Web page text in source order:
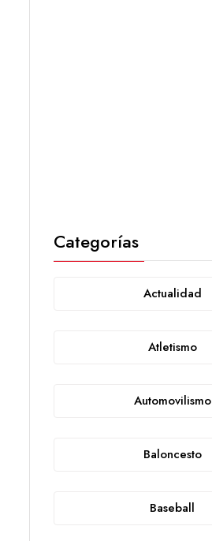
Categorías
Actualidad
Atletismo
Automovilismo
Baloncesto
Baseball